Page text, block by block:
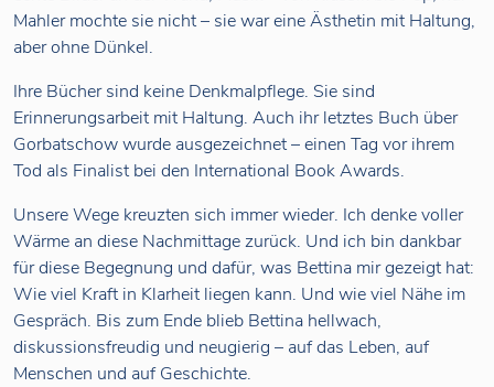
Mahler mochte sie nicht – sie war eine Ästhetin mit Haltung,
aber ohne Dünkel.
Ihre Bücher sind keine Denkmalpflege. Sie sind
Erinnerungsarbeit mit Haltung. Auch ihr letztes Buch über
Gorbatschow wurde ausgezeichnet – einen Tag vor ihrem
Tod als Finalist bei den International Book Awards.
Unsere Wege kreuzten sich immer wieder. Ich denke voller
Wärme an diese Nachmittage zurück. Und ich bin dankbar
für diese Begegnung und dafür, was Bettina mir gezeigt hat:
Wie viel Kraft in Klarheit liegen kann. Und wie viel Nähe im
Gespräch. Bis zum Ende blieb Bettina hellwach,
diskussionsfreudig und neugierig – auf das Leben, auf
Menschen und auf Geschichte.